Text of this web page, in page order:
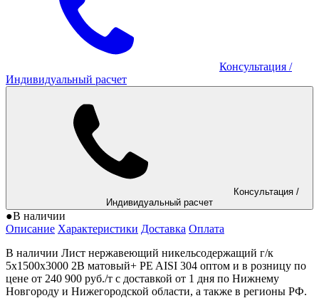
Консультация /
Индивидуальный расчет
Консультация /
Индивидуальный расчет
●В наличии
Описание Характеристики Доставка Оплата
В наличии Лист нержавеющий никельсодержащий г/к
5x1500x3000 2B матовый+ PE AISI 304 оптом и в розницу по
цене от 240 900 руб./т с доставкой от 1 дня по Нижнему
Новгороду и Нижегородской области, а также в регионы РФ.